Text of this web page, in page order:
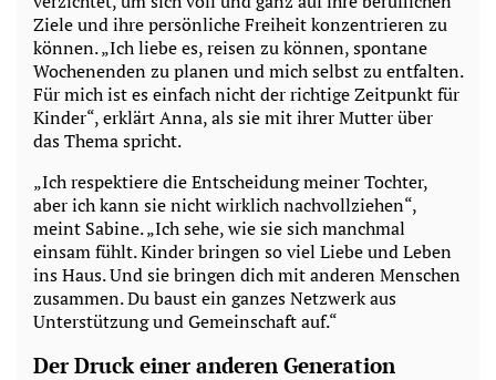
Ziele und ihre persönliche Freiheit konzentrieren zu
können. „Ich liebe es, reisen zu können, spontane
Wochenenden zu planen und mich selbst zu entfalten.
Für mich ist es einfach nicht der richtige Zeitpunkt für
Kinder“, erklärt Anna, als sie mit ihrer Mutter über
das Thema spricht.
„Ich respektiere die Entscheidung meiner Tochter,
aber ich kann sie nicht wirklich nachvollziehen“,
meint Sabine. „Ich sehe, wie sie sich manchmal
einsam fühlt. Kinder bringen so viel Liebe und Leben
ins Haus. Und sie bringen dich mit anderen Menschen
zusammen. Du baust ein ganzes Netzwerk aus
Unterstützung und Gemeinschaft auf.“
Der Druck einer anderen Generation